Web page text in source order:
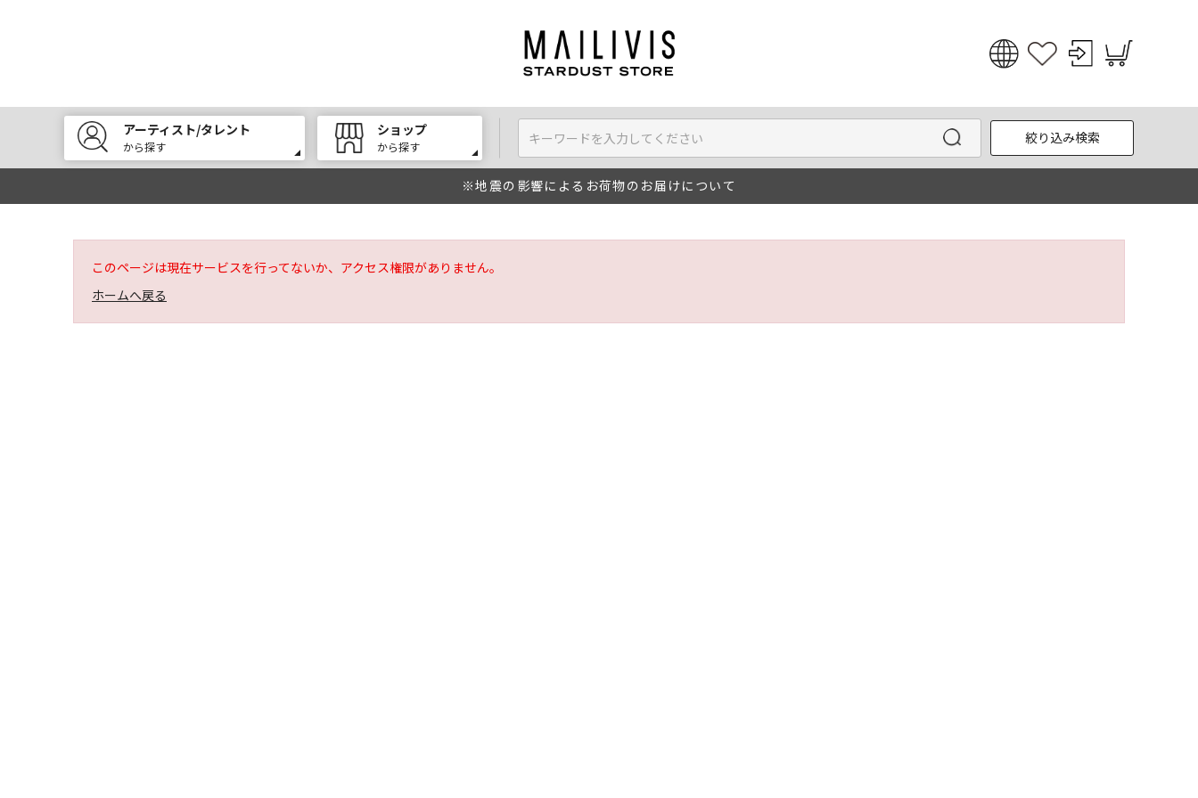
English
한국어
アーティスト/タレント
から探す
ショップ
から探す
絞り込み検索
※地震の影響によるお荷物のお届けについて
このページは現在サービスを行ってないか、アクセス権限がありません。
ホームへ戻る